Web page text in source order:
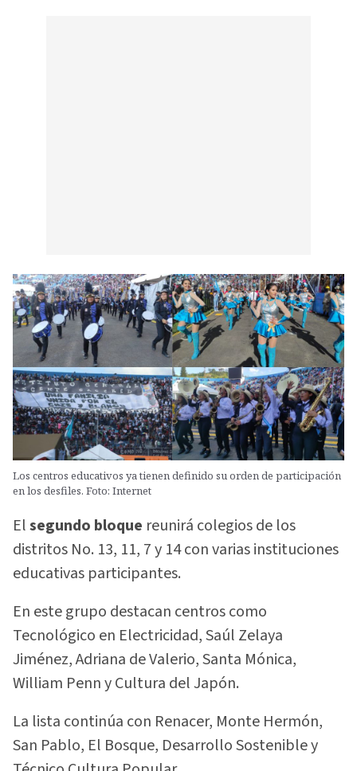
Los centros educativos ya tienen definido su orden de participación
en los desfiles. Foto: Internet
Elsegundo bloque reunirá colegios de los
distritos No. 13, 11, 7 y 14 con varias instituciones
educativas participantes.
En este grupo destacan centros como
Tecnológico en Electricidad, Saúl Zelaya
Jiménez, Adriana de Valerio, Santa Mónica,
William Penn y Cultura del Japón.
La lista continúa con Renacer, Monte Hermón,
San Pablo, El Bosque, Desarrollo Sostenible y